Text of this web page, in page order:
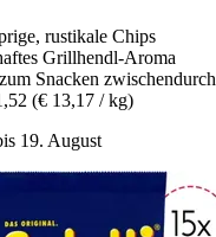
rustikale Chips
Grillhendl-Aroma
Snacken zwischendurch
(€ 13,17 / kg)
19. August